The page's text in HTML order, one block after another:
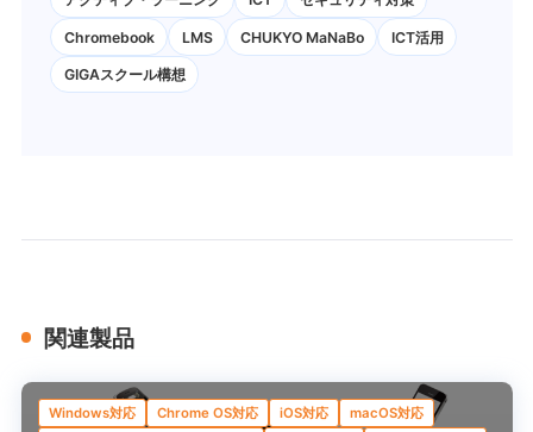
Chromebook LMS CHUKYO MaNaBo ICT活用
GIGAスクール構想
関連製品
Windows対応 Chrome OS対応 iOS対応 macOS対応